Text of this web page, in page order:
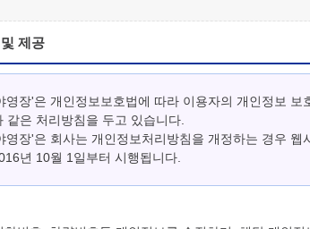
제공
영장'은 개인정보보호법에 따라 이용자의 개인정보
같은 처리방침을 두고 있습니다.
영장'은 회사는 개인정보처리방침을 개정하는 경우
년 10월 1일부터 시행됩니다.